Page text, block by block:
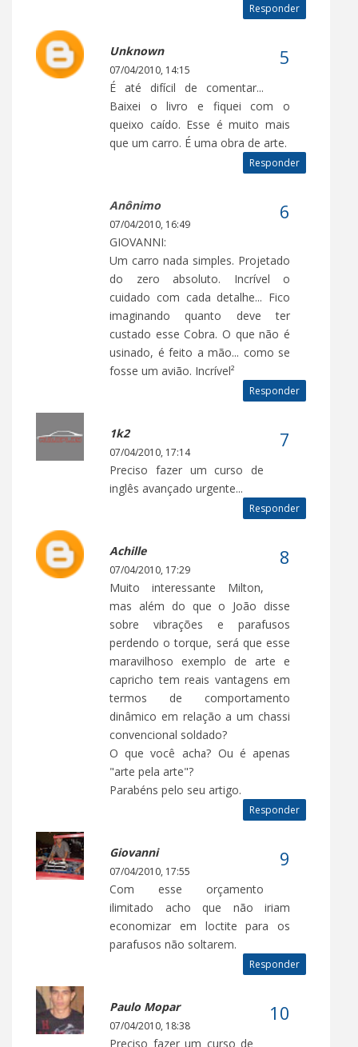
Responder
Unknown
07/04/2010, 14:15
É até difícil de comentar...
Baixei o livro e fiquei com o
queixo caído. Esse é muito mais
que um carro. É uma obra de arte.
Responder
Anônimo
07/04/2010, 16:49
GIOVANNI:
Um carro nada simples. Projetado
do zero absoluto. Incrível o
cuidado com cada detalhe... Fico
imaginando quanto deve ter
custado esse Cobra. O que não é
usinado, é feito a mão... como se
fosse um avião. Incrível²
Responder
1k2
07/04/2010, 17:14
Preciso fazer um curso de
inglês avançado urgente...
Responder
Achille
07/04/2010, 17:29
Muito interessante Milton,
mas além do que o João disse
sobre vibrações e parafusos
perdendo o torque, será que esse
maravilhoso exemplo de arte e
capricho tem reais vantagens em
termos de comportamento
dinâmico em relação a um chassi
convencional soldado?
O que você acha? Ou é apenas
"arte pela arte"?
Parabéns pelo seu artigo.
Responder
Giovanni
07/04/2010, 17:55
Com esse orçamento
ilimitado acho que não iriam
economizar em loctite para os
parafusos não soltarem.
Responder
Paulo Mopar
07/04/2010, 18:38
Preciso fazer um curso de